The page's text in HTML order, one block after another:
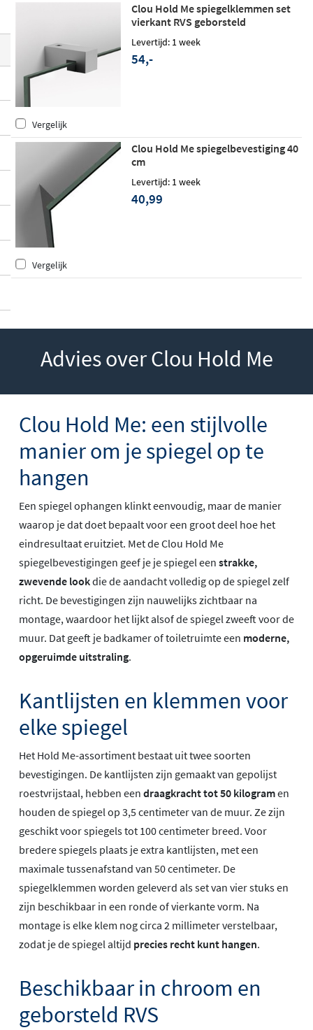
Clou Hold Me spiegelklemmen set
vierkant RVS geborsteld
Levertijd: 1 week
54,-
Vergelijk
Clou Hold Me spiegelbevestiging 40
cm
Levertijd: 1 week
40,99
Vergelijk
Advies over Clou Hold Me
Clou Hold Me: een stijlvolle
manier om je spiegel op te
hangen
Een spiegel ophangen klinkt eenvoudig, maar de manier
waarop je dat doet bepaalt voor een groot deel hoe het
eindresultaat eruitziet. Met de Clou Hold Me
spiegelbevestigingen geef je je spiegel een strakke,
zwevende lookdie de aandacht volledig op de spiegel zelf
richt. De bevestigingen zijn nauwelijks zichtbaar na
montage, waardoor het lijkt alsof de spiegel zweeft voor de
muur. Dat geeft je badkamer of toiletruimte een moderne,
opgeruimde uitstraling.
Kantlijsten en klemmen voor
elke spiegel
Het Hold Me-assortiment bestaat uit twee soorten
bevestigingen. De kantlijsten zijn gemaakt van gepolijst
roestvrijstaal, hebben een draagkracht tot 50 kilogramen
houden de spiegel op 3,5 centimeter van de muur. Ze zijn
geschikt voor spiegels tot 100 centimeter breed. Voor
bredere spiegels plaats je extra kantlijsten, met een
maximale tussenafstand van 50 centimeter. De
spiegelklemmen worden geleverd als set van vier stuks en
zijn beschikbaar in een ronde of vierkante vorm. Na
montage is elke klem nog circa 2 millimeter verstelbaar,
zodat je de spiegel altijd precies recht kunt hangen.
Beschikbaar in chroom en
geborsteld RVS